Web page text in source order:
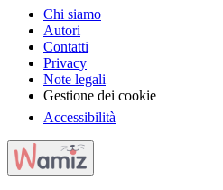
Chi siamo
Autori
Contatti
Privacy
Note legali
Gestione dei cookie
Accessibilità